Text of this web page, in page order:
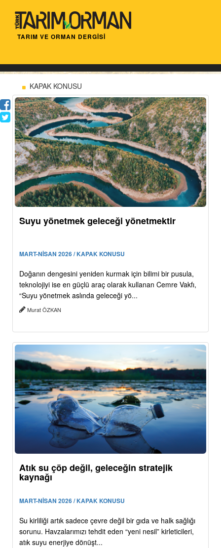
TARIM VE ORMAN DERGİSİ
KAPAK KONUSU
Suyu yönetmek geleceği yönetmektir
MART-NİSAN 2026 / KAPAK KONUSU
Doğanın dengesini yeniden kurmak için bilimi bir pusula,
teknolojiyi ise en güçlü araç olarak kullanan Cemre Vakfı,
“Suyu yönetmek aslında geleceği yö...
Murat ÖZKAN
Atık su çöp değil, geleceğin stratejik
kaynağı
MART-NİSAN 2026 / KAPAK KONUSU
Su kirliliği artık sadece çevre değil bir gıda ve halk sağlığı
sorunu. Havzalarımızı tehdit eden “yeni nesil” kirleticileri,
atık suyu enerjiye dönüşt...